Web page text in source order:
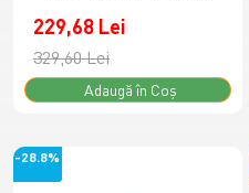
229,68 Lei
329,60 Lei
Adaugă în Coş
-28.8%